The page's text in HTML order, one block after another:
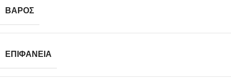
ΒΆΡΟΣ
ΕΠΙΦΆΝΕΙΑ